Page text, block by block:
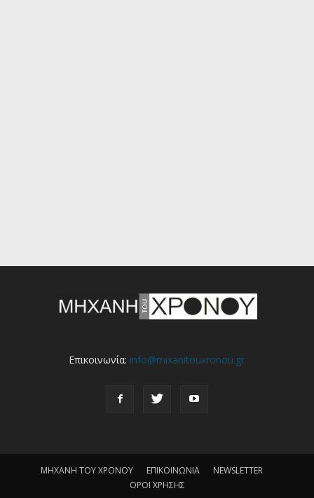
Επικοινωνία: info@mixanitouxronou.gr
ΜΗΧΑΝΗ ΤΟΥ ΧΡΟΝΟΥ ΕΠΙΚΟΙΝΩΝΙΑ
NEWSLETTER
ΟΡΟΙ ΧΡΗΣΗΣ